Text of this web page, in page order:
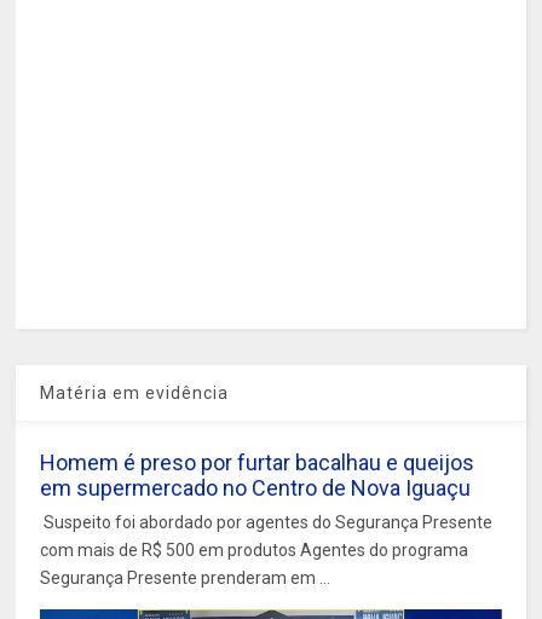
Matéria em evidência
Homem é preso por furtar bacalhau e queijos
em supermercado no Centro de Nova Iguaçu
Suspeito foi abordado por agentes do Segurança Presente
com mais de R$ 500 em produtos Agentes do programa
Segurança Presente prenderam em ...